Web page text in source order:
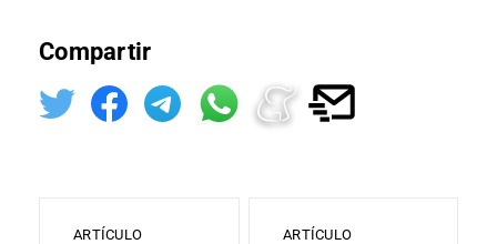
Compartir
ARTÍCULO
ARTÍCULO